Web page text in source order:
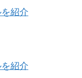
紹介
紹介